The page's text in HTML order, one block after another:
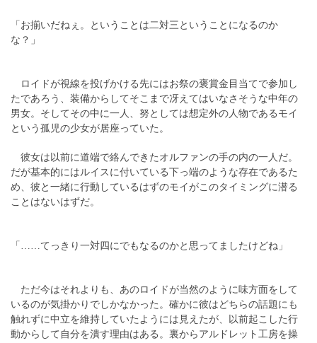
「お揃いだねぇ。ということは二対三ということになるのか
な？」
ロイドが視線を投げかける先にはお祭の褒賞金目当てで参加し
たであろう、装備からしてそこまで冴えてはいなさそうな中年の
男女。そしてその中に一人、努としては想定外の人物であるモイ
という孤児の少女が居座っていた。
彼女は以前に道端で絡んできたオルファンの手の内の一人だ。
だが基本的にはルイスに付いている下っ端のような存在であるた
め、彼と一緒に行動しているはずのモイがこのタイミングに潜る
ことはないはずだ。
「……てっきり一対四にでもなるのかと思ってましたけどね」
ただ今はそれよりも、あのロイドが当然のように味方面をして
いるのが気掛かりでしかなかった。確かに彼はどちらの話題にも
触れずに中立を維持していたようには見えたが、以前起こした行
動からして自分を潰す理由はある。裏からアルドレット工房を操